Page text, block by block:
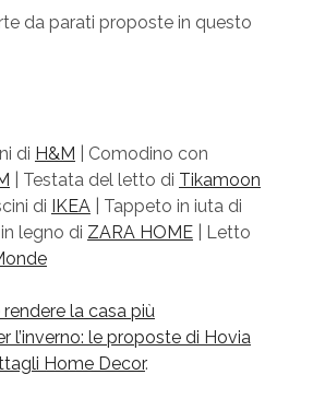
da parati proposte in questo
di H&M | Comodino con
| Testata del letto di Tikamoon
di IKEA| Tappeto in iuta di
legno di ZARA HOME| Letto
la casa più
l’inverno: le proposte di Hovia
Home Decor.